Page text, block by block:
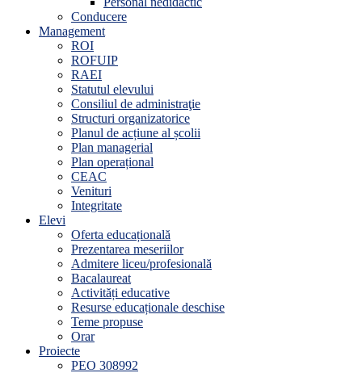
Conducere
Management
ROI
ROFUIP
RAEI
Statutul elevului
Consiliul de administraţie
Structuri organizatorice
Planul de acțiune al școlii
Plan managerial
Plan operațional
CEAC
Venituri
Integritate
Elevi
Oferta educațională
Prezentarea meseriilor
Admitere liceu/profesională
Bacalaureat
Activități educative
Resurse educaționale deschise
Teme propuse
Orar
Proiecte
PEO 308992